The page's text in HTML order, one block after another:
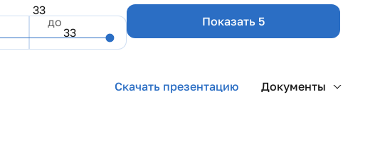
до
33
Показать 5
Скачать презентацию Документы